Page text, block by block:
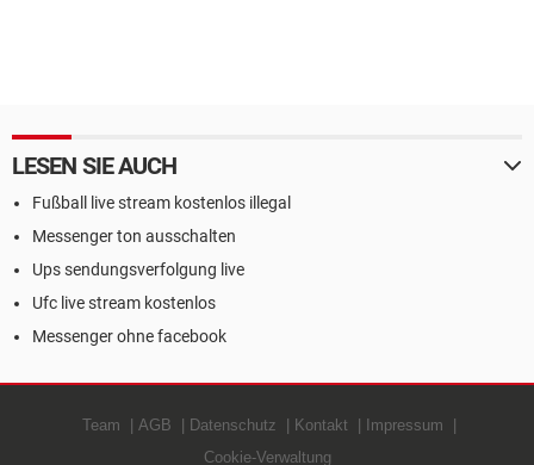
LESEN SIE AUCH
Fußball live stream kostenlos illegal
Messenger ton ausschalten
Ups sendungsverfolgung live
Ufc live stream kostenlos
Messenger ohne facebook
Team AGB Datenschutz Kontakt
Impressum
Cookie-Verwaltung